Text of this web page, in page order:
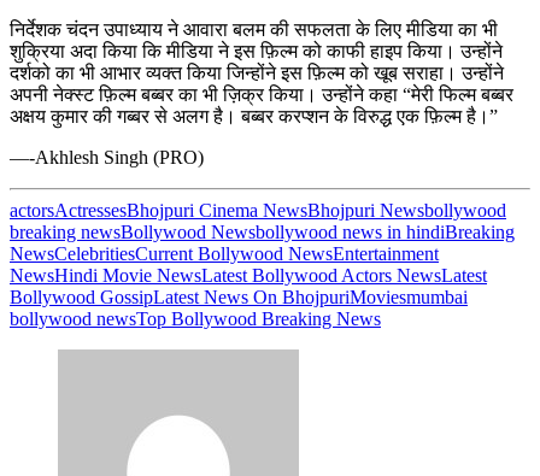
निर्देशक चंदन उपाध्याय ने आवारा बलम की सफलता के लिए मीडिया का भी
शुक्रिया अदा किया कि मीडिया ने इस फ़िल्म को काफी हाइप किया। उन्होंने
दर्शको का भी आभार व्यक्त किया जिन्होंने इस फ़िल्म को खूब सराहा। उन्होंने
अपनी नेक्स्ट फ़िल्म बब्बर का भी ज़िक्र किया। उन्होंने कहा “मेरी फिल्म बब्बर
अक्षय कुमार की गब्बर से अलग है। बब्बर करप्शन के विरुद्ध एक फ़िल्म है।”
—-Akhlesh Singh (PRO)
actorsActressesBhojpuri Cinema NewsBhojpuri Newsbollywood
breaking newsBollywood Newsbollywood news in hindiBreaking
NewsCelebritiesCurrent Bollywood NewsEntertainment
NewsHindi Movie NewsLatest Bollywood Actors NewsLatest
Bollywood GossipLatest News On BhojpuriMoviesmumbai
bollywood newsTop Bollywood Breaking News